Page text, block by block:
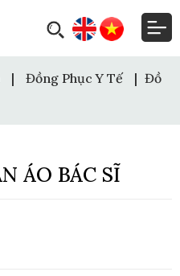
| Đồng Phục Y Tế | Đồ
ÁO BÁC SĨ